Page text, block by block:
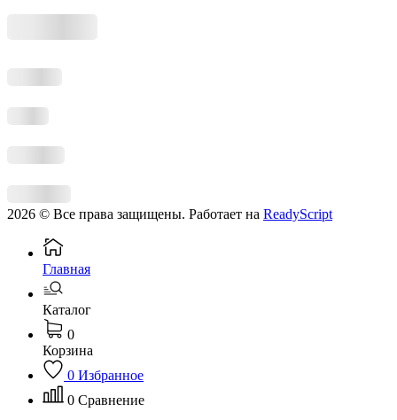
2026 © Все права защищены. Работает на ReadyScript
Главная
Каталог
0
Корзина
0 Избранное
0 Сравнение